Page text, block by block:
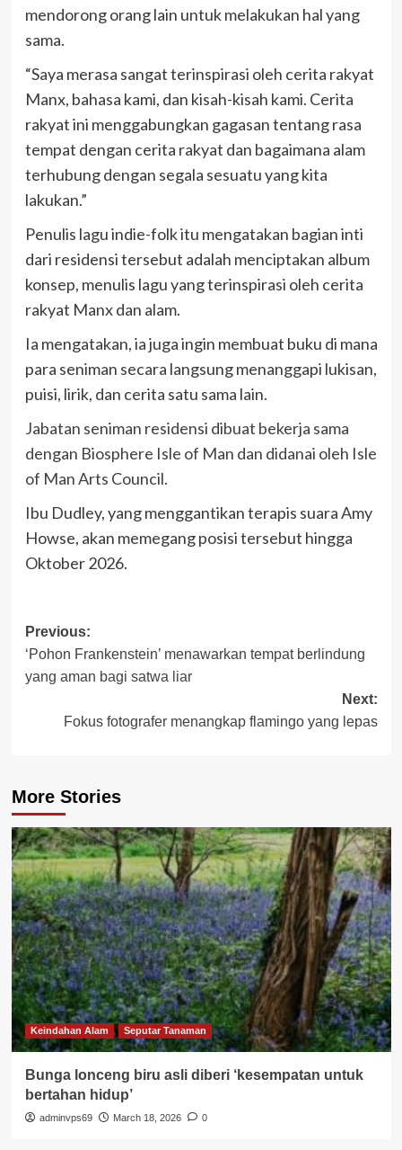
mendorong orang lain untuk melakukan hal yang
sama.
“Saya merasa sangat terinspirasi oleh cerita rakyat
Manx, bahasa kami, dan kisah-kisah kami. Cerita
rakyat ini menggabungkan gagasan tentang rasa
tempat dengan cerita rakyat dan bagaimana alam
terhubung dengan segala sesuatu yang kita
lakukan.”
Penulis lagu indie-folk itu mengatakan bagian inti
dari residensi tersebut adalah menciptakan album
konsep, menulis lagu yang terinspirasi oleh cerita
rakyat Manx dan alam.
Ia mengatakan, ia juga ingin membuat buku di mana
para seniman secara langsung menanggapi lukisan,
puisi, lirik, dan cerita satu sama lain.
Jabatan seniman residensi dibuat bekerja sama
dengan Biosphere Isle of Man dan didanai oleh Isle
of Man Arts Council.
Ibu Dudley, yang menggantikan terapis suara Amy
Howse, akan memegang posisi tersebut hingga
Oktober 2026.
Post
navigation
Previous:
‘Pohon Frankenstein’ menawarkan tempat berlindung
yang aman bagi satwa liar
Next:
Fokus fotografer menangkap flamingo yang lepas
More Stories
Keindahan Alam Seputar Tanaman
Bunga lonceng biru asli diberi ‘kesempatan untuk
bertahan hidup’
adminvps69 March 18, 2026 0